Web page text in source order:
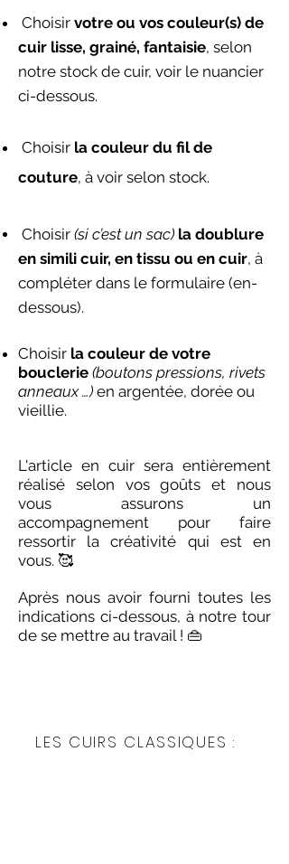
Choisir votre ou vos couleur(s) de
cuir lisse, grainé, fantaisie, selon
notre stock de cuir, voir le nuancier
ci-dessous.
Choisir la couleur du fil de
couture, à voir selon stock.
Choisir (si c’est un sac) la doublure
en simili cuir, en tissu ou en cuir, à
compléter dans le formulaire (en-
dessous).
Choisir la couleur de votre
bouclerie (boutons pressions, rivets
anneaux …) en argentée, dorée ou
vieillie.
L'article en cuir sera entièrement
réalisé selon vos goûts et nous
vous assurons un
accompagnement pour faire
ressortir la créativité qui est en
vous. 🥰
Après nous avoir fourni toutes les
indications ci-dessous, à notre tour
de se mettre au travail ! 👜
LES CUIRS CLASSIQUES :
C1